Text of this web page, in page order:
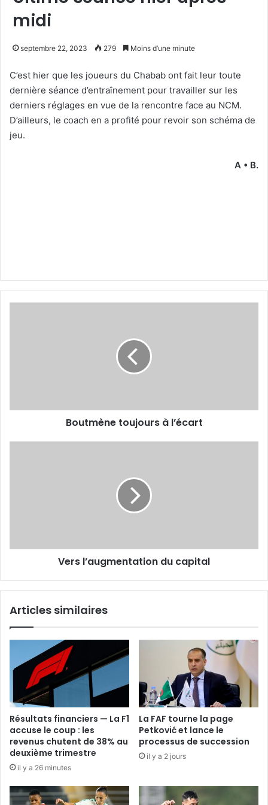
midi
septembre 22, 2023 279 Moins d’une minute
C’est hier que les joueurs du Chabab ont fait leur toute
dernière séance d’entraînement pour travailler sur les
derniers réglages en vue de la rencontre face au NCM.
D’ailleurs, le coach en a profité pour revoir son schéma de
jeu.
A • B.
Boutmène toujours à l’écart
Vers l’augmentation du capital
Articles similaires
Résultats financiers — La F1
accuse le coup : les
revenus chutent de 38% au
deuxième trimestre
il y a 26 minutes
La FAF tourne la page
Petković et lance le
processus de succession
il y a 2 jours